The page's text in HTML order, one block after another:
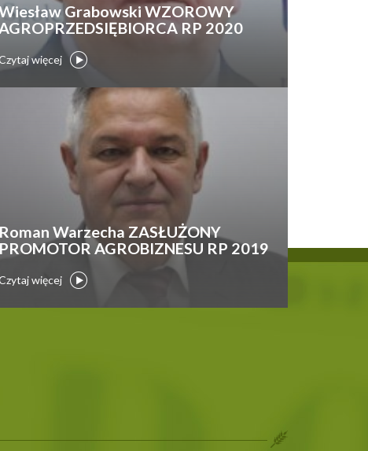
Grabowski WZOROWY
AGROPRZEDSIĘBIORCA RP 2020
więcej
Roman Warzecha ZASŁUŻONY
PROMOTOR AGROBIZNESU RP 2019
więcej